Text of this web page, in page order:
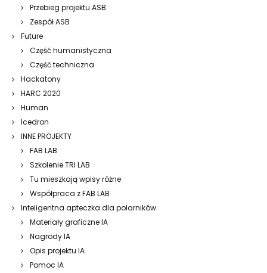
Przebieg projektu ASB
Zespół ASB
Future
Część humanistyczna
Część techniczna
Hackatony
HARC 2020
Human
Icedron
INNE PROJEKTY
FAB LAB
Szkolenie TRI LAB
Tu mieszkają wpisy różne
Współpraca z FAB LAB
Inteligentna apteczka dla polarników
Materiały graficzne IA
Nagrody IA
Opis projektu IA
Pomoc IA